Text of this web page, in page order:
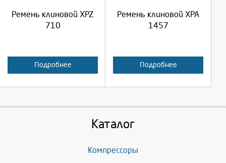
Ремень клиновой XPZ
710
Подробнее
Отмена
Ремень клиновой XPA
1457
Подробнее
Отмена
Каталог
Компрессоры